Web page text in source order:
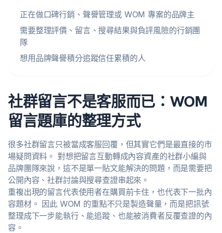
正在做口碑行銷、聲譽管理或 WOM 專案的品牌主
需要整理評價、留言、搜尋結果與負評風險的行銷團
隊
想用品牌聲譽積分追蹤信任累積的人
社群留言不是客服而已：WOM
留言題庫的整理方式
很多社群留言只被當成客服回覆，但其實它們是最直接的市
場疑問資料。 對想把留言互動轉成內容資產的社群小編與
品牌團隊來說，這不是單一貼文能解決的問題，而是需要把
公開內容、社群討論與搜尋查證串起來。
重複出現的留言代表使用者在購買前卡住，也代表下一批內
容題材。 因此 WOM 的重點不只是製造聲量，而是把訊號
整理成下一步能執行、能追蹤、也能被消費者反覆查證的內
容。